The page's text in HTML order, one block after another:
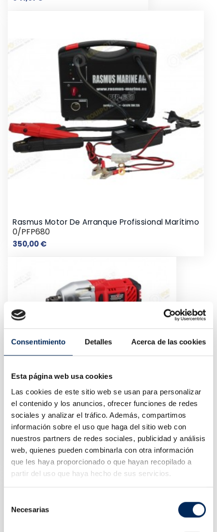
Consentimiento Detalles Acerca de las cookies
Esta página web usa cookies
Las cookies de este sitio web se usan para personalizar
el contenido y los anuncios, ofrecer funciones de redes
sociales y analizar el tráfico. Además, compartimos
información sobre el uso que haga del sitio web con
nuestros partners de redes sociales, publicidad y análisis
web, quienes pueden combinarla con otra información
que les haya proporcionado o que hayan recopilado a
partir del uso que haya hecho de sus servicios.
Necesarias
Rasmus Motor De Arranque Profissional Marítimo
0/PFP680
350,00 €Preço
Pistola De Impacto De Bateria 330 NM 1/2
0/10073
243,00 €Preço